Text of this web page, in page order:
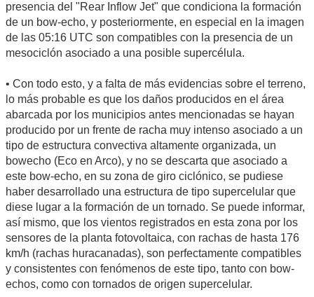
presencia del "Rear Inflow Jet" que condiciona la formación
de un bow-echo, y posteriormente, en especial en la imagen
de las 05:16 UTC son compatibles con la presencia de un
mesociclón asociado a una posible supercélula.
• Con todo esto, y a falta de más evidencias sobre el terreno,
lo más probable es que los daños producidos en el área
abarcada por los municipios antes mencionadas se hayan
producido por un frente de racha muy intenso asociado a un
tipo de estructura convectiva altamente organizada, un
bowecho (Eco en Arco), y no se descarta que asociado a
este bow-echo, en su zona de giro ciclónico, se pudiese
haber desarrollado una estructura de tipo supercelular que
diese lugar a la formación de un tornado. Se puede informar,
así mismo, que los vientos registrados en esta zona por los
sensores de la planta fotovoltaica, con rachas de hasta 176
km/h (rachas huracanadas), son perfectamente compatibles
y consistentes con fenómenos de este tipo, tanto con bow-
echos, como con tornados de origen supercelular.